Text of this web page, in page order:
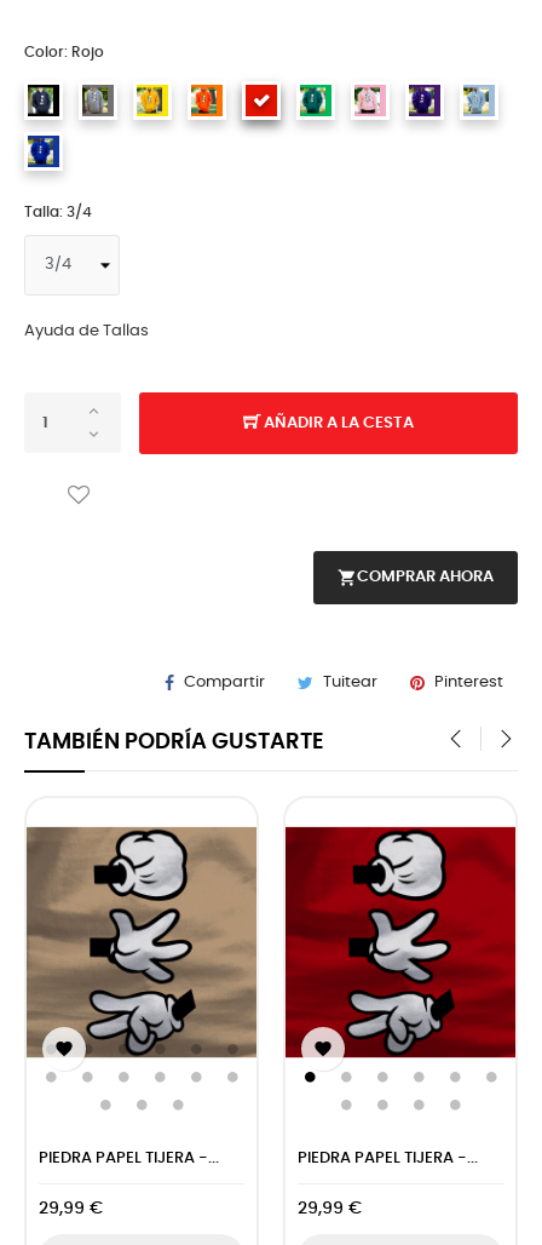
Color: Rojo
Talla: 3/4
Ayuda de Tallas
AÑADIR A LA CESTA
shopping_cartCOMPRAR AHORA
Compartir Tuitear Pinterest
TAMBIÉN PODRÍA GUSTARTE

PIEDRA PAPEL TIJERA -...
29,99 €

PIEDRA PAPEL TIJERA -...
29,99 €